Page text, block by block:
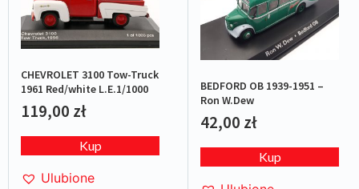
CHEVROLET 3100 Tow-Truck
1961 Red/white L.E.1/1000
119,00 zł
Kup
Ulubione
BEDFORD OB 1939-1951 –
Ron W.Dew
42,00 zł
Kup